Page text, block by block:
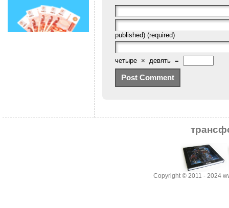
published) (required)
четыре × девять =
Copyright © 2011 - 2024